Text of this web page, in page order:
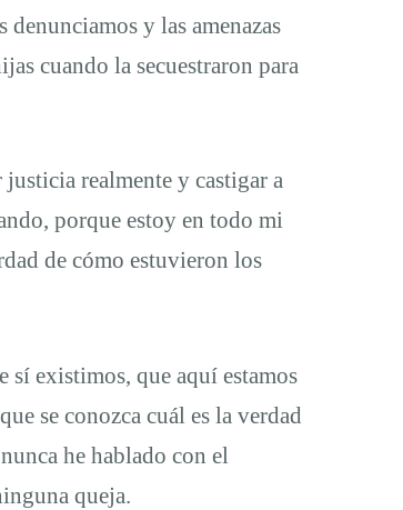
denunciamos y las amenazas
cuando la secuestraron para
realmente y castigar a
porque estoy en todo mi
de cómo estuvieron los
sí existimos, que aquí estamos
se conozca cuál es la verdad
he hablado con el
queja.